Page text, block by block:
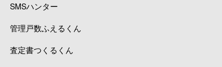
SMSハンター
管理戸数ふえるくん
査定書つくるくん